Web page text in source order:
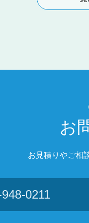
お
お見積りやご相
0211